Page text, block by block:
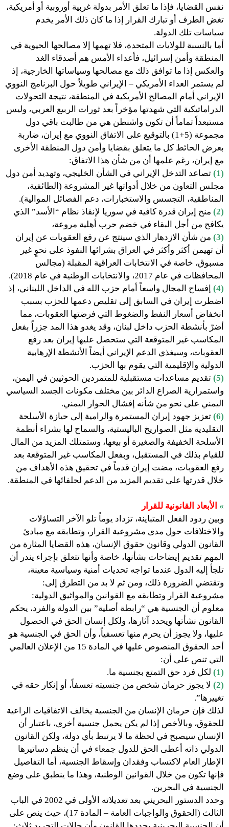
نفس القضايا، فإذا ما تعلق الأمر بدولة غربية أوروبية أو أمريكية،
تغض الطرف أو تبارك القرار إذا ما كان ذلك الأمر يخدم
سياسات تلك الدولة.
أما بالنسبة للولايات المتحدة، فلا تهمها إلا مصالحها الحيوية في
المنطقة وأمن إسرائيل، فأعداء الأمس هم أصدقاء الغد
والعكس إذا ما توافق ذلك مع مصالحها وسياساتها الخارجية، إذ
لم يستمر العداء الأمريكي – الإيراني طويلاً حول البرنامج النووي
الإيراني أمام المصالح الأمريكية في المنطقة، نتيجة التحولات
الدراماتيكية التي شهدتها مؤخراً بعد ثورات الربيع العربي، وليس
مستبعداً تماماً أن تكون واشنطن هي من طالبت باقي دول
مجموعة (5+1) بالتوقيع على الاتفاق النووي مع إيران، ضاربة
بعرض الحائط كل ما يتعلق بقضايا وأمن دول المنطقة الأخرى
مع إيران، رغم علمها أن من شأن هذا الاتفاق:
(1)
تصاعد التدخل الإيراني في الشأن الخليجي، وتهديد أمن دول
مجلس التعاون من خلال أدواتها غير المشروعة (الطائفية،
المناطقية، التجسس والاستخبارات، دعم الفصائل الموالية).
(2)
منح إيران قدرة كافية في سوريا لإنقاذ نظام “الأسد” الذي
يكافح من أجل البقاء في خضم حرب أهلية مروعة،
(3)
من شأن الازدهار الذي سينتج عن رفع العقوبات عن إيران
أن تهيمن أكثر وأكثر في العراق بشرائها النفوذ على نحوٍ غير
مسبوق، خاصة في الانتخابات العراقية المقبلة (مجالس
المحافظات في عام 2017، والانتخابات الوطنية في عام 2018).
(4)
إفساح المجال واسعاً أمام حزب الله في الداخل اللبناني، إذ
اضطرت إيران في السابق إلى تقليص دعمها للحزب بسبب
انخفاض أسعار النفط والضغوط التي فرضتها العقوبات، مما
أضرّ بأنشطة الحزب داخل لبنان، وقد يغدو هذا المد جزراً بفعل
المكاسب غير المتوقعة التي ستحصل عليها إيران بعد رفع
العقوبات، وسيغذي الدعم الإيراني أيضاً الأنشطة الإرهابية
الدولية والإقليمية التي يقوم بها الحزب.
(5)
تقديم مساعدات مستقبلية للمتمردين الحوثيين في اليمن،
واستمرارية الصراع الدائر بين مختلف مكونات الجسد السياسي
اليمني على نحو من شأنه إفشال الحوار اليمني.
(6)
تعزيز جهود إيران المستمرة والرامية إلى حيازة الأسلحة
التقليدية مثل الصواريخ الباليستية، والسماح لها بشراء أنظمة
الأسلحة الخفيفة والصغيرة أو بيعها، وستمتلك المزيد من المال
للقيام بذلك في المستقبل، وبفعل المكاسب غير المتوقعة بعد
رفع العقوبات، مضت إيران قدماً في تحقيق هذه الأهداف من
خلال قدرتها على تقديم المزيد من الدعم لحلفائها في المنطقة.
» الأبعاد القانونية للقرار
وبين ردود الفعل المتباينة، تزداد يوماً تلو الآخر التساؤلات
والاختلافات حول مدى مشروعية القرار، وتطابقه مع مبادئ
القانون الدولي وقانون حقوق الإنسان، هذه القضايا المثارة من
المهم تقديم إيضاحات بشأنها، خاصة وأنها تتعلق بإجراء يندر أن
تلجأ إليه الدول عندما تواجه تحديات أمنية وسياسية معينة،
وتقتضي الضرورة ذلك، ومن ثم لا بد من التطرق إلى:
مشروعية القرار وتطابقه مع القوانين والمواثيق الدولية:
معلوم أن الجنسية هي “رابطة أصلية” بين الدولة والفرد، يحكم
القانون نشأتها ويحدد آثارها، ولكل إنسان الحق في الحصول
عليها، ولا يجوز أن يحرم منها تعسفياً، وأن الحق في الجنسية هو
أحد الحقوق المنصوص عليها في المادة 15 من الإعلان العالمي
التي تنص على أن:
(1)
لكل فرد حق التمتع بجنسية ما.
(2)
لا يجوز حرمان شخص من جنسيته تعسفاً، أو إنكار حقه في
تغييرها”.
لذلك فإن حرمان الإنسان من الجنسية يخالف الاتفاقيات الراعية
للحقوق، وبالأخص إذا لم يكن يحمل جنسية أخرى، باعتبار أن
الإنسان سيصبح في لحظة ما لا يرتبط بأي دولة، ولكن القانون
الدولي ذاته أعطى الحق للدول جمعاء في أن ينظم دساتيرها
الإطار العام لاكتساب وفقدان وإسقاط الجنسية، أما التفاصيل
فإنها تكون من خلال القوانين الوطنية، وهذا ما ينطبق على وضع
الجنسية في البحرين.
وحدد الدستور البحريني بعد تعديلاته الأولى في 2002 في الباب
الثالث (الحقوق والواجبات العامة – المادة 17)، حيث ينص على